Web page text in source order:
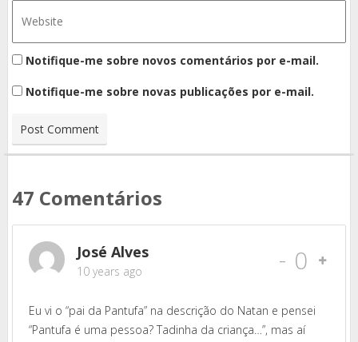
Notifique-me sobre novos comentários por e-mail.
Notifique-me sobre novas publicações por e-mail.
47 Comentários
José Alves
10 years ago - 0
Eu vi o “pai da Pantufa” na descrição do Natan e pensei
“Pantufa é uma pessoa? Tadinha da criança…”, mas aí